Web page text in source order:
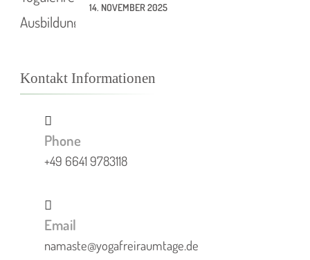
14. NOVEMBER 2025
Kontakt Informationen
Phone
+49 6641 9783118
Email
namaste@yogafreiraumtage.de